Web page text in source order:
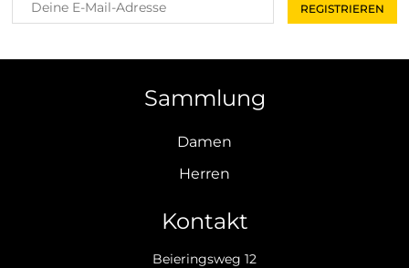
Sammlung
Damen
Herren
Kontakt
Beieringsweg 12